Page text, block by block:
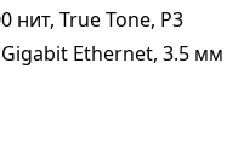
нит, True Tone, P3
Ethernet, 3.5 мм